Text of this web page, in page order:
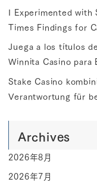
I Experimented with
Times Findings for
Juega a los títulos
Winnita Casino para
Stake Casino
Verantwortung für
Archives
2026年8月
2026年7月